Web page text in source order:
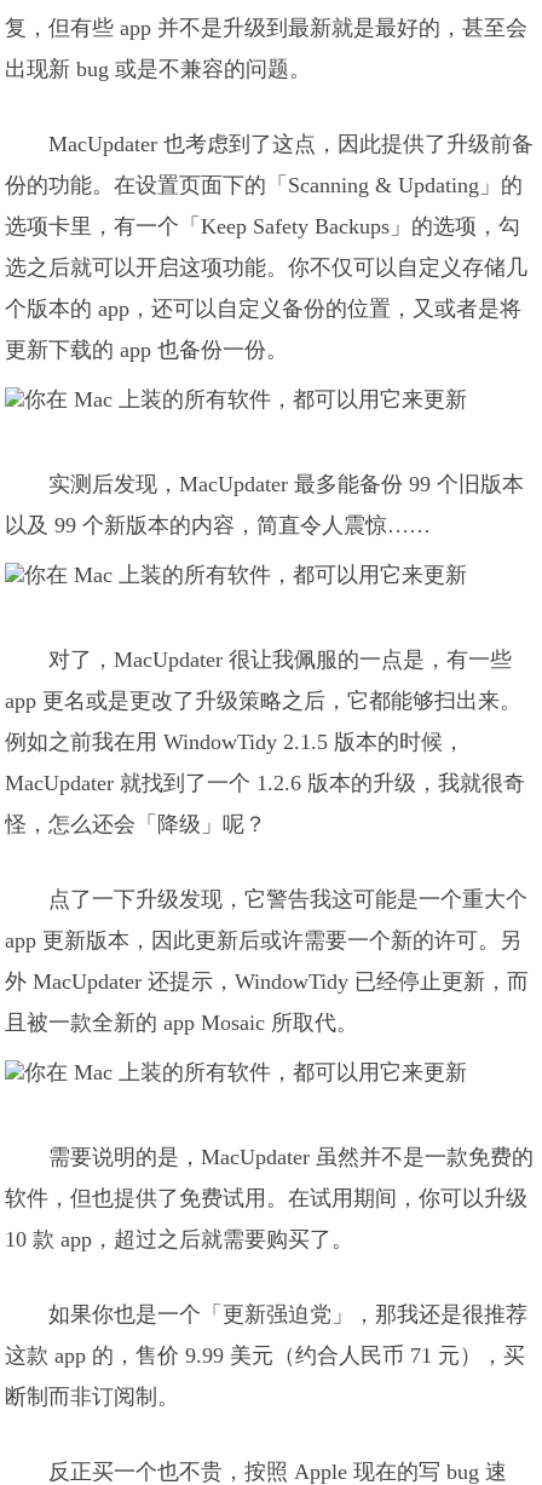
复，但有些 app 并不是升级到最新就是最好的，甚至会
出现新 bug 或是不兼容的问题。
MacUpdater 也考虑到了这点，因此提供了升级前备
份的功能。在设置页面下的「Scanning & Updating」的
选项卡里，有一个「Keep Safety Backups」的选项，勾
选之后就可以开启这项功能。你不仅可以自定义存储几
个版本的 app，还可以自定义备份的位置，又或者是将
更新下载的 app 也备份一份。
实测后发现，MacUpdater 最多能备份 99 个旧版本
以及 99 个新版本的内容，简直令人震惊……
对了，MacUpdater 很让我佩服的一点是，有一些
app 更名或是更改了升级策略之后，它都能够扫出来。
例如之前我在用 WindowTidy 2.1.5 版本的时候，
MacUpdater 就找到了一个 1.2.6 版本的升级，我就很奇
怪，怎么还会「降级」呢？
点了一下升级发现，它警告我这可能是一个重大个
app 更新版本，因此更新后或许需要一个新的许可。另
外 MacUpdater 还提示，WindowTidy 已经停止更新，而
且被一款全新的 app Mosaic 所取代。
需要说明的是，MacUpdater 虽然并不是一款免费的
软件，但也提供了免费试用。在试用期间，你可以升级
10 款 app，超过之后就需要购买了。
如果你也是一个「更新强迫党」，那我还是很推荐
这款 app 的，售价 9.99 美元（约合人民币 71 元），买
断制而非订阅制。
反正买一个也不贵，按照 Apple 现在的写 bug 速